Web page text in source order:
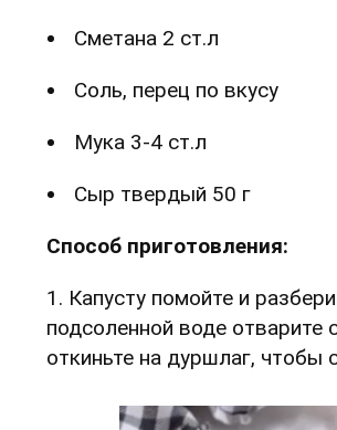
Сметана 2 ст.л
Соль, перец по вкусу
Мука 3-4 ст.л
Сыр твердый 50 г
Способ приготовления:
1. Капусту помойте и
подсоленной воде отварите
откиньте на дуршлаг, чтобы